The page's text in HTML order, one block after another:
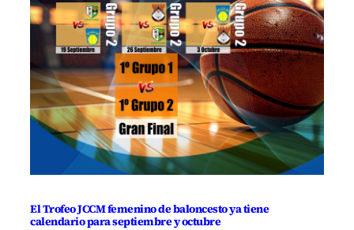
El Trofeo JCCM femenino de baloncesto ya tiene
calendario para septiembre y octubre